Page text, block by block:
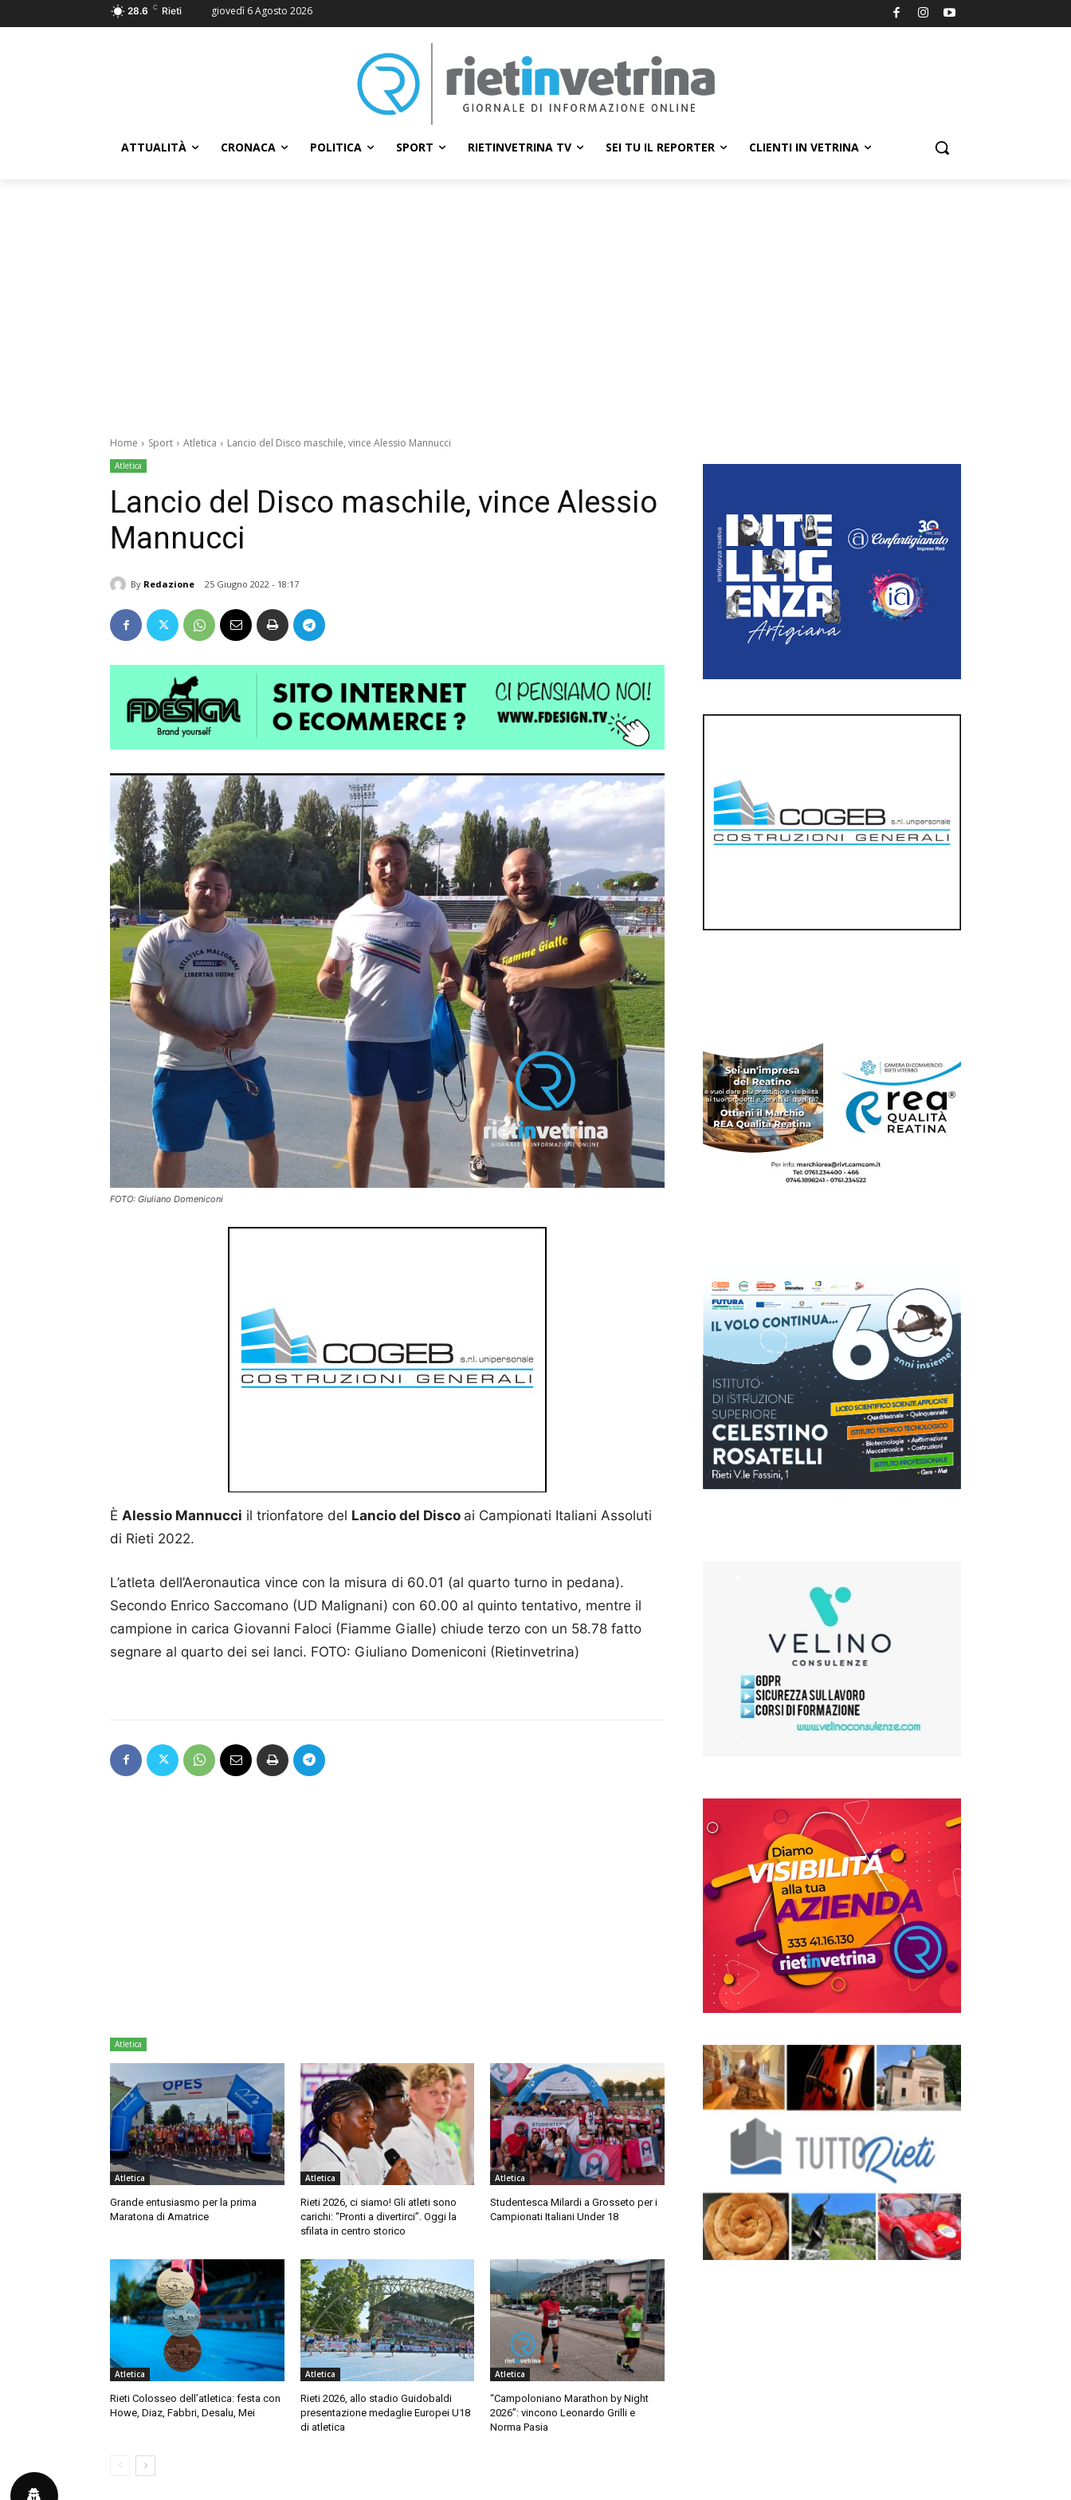
28.6 C Rieti giovedì 6 Agosto 2026
ATTUALITÀ CRONACA POLITICA SPORT RIETINVETRINA TV SEI TU IL REPORTER CLIENTI IN VETRINA
Home Sport Atletica Lancio del Disco maschile, vince Alessio Mannucci
Atletica
Lancio del Disco maschile, vince Alessio
Mannucci
By Redazione 25 Giugno 2022 - 18:17
FOTO: Giuliano Domeniconi
È Alessio Mannucci il trionfatore del Lancio del Disco ai Campionati Italiani Assoluti
di Rieti 2022.
L’atleta dell’Aeronautica vince con la misura di 60.01 (al quarto turno in pedana).
Secondo Enrico Saccomano (UD Malignani) con 60.00 al quinto tentativo, mentre il
campione in carica Giovanni Faloci (Fiamme Gialle) chiude terzo con un 58.78 fatto
segnare al quarto dei sei lanci. FOTO: Giuliano Domeniconi (Rietinvetrina)
Atletica
Atletica
Grande entusiasmo per la prima
Maratona di Amatrice
Atletica
Rieti 2026, ci siamo! Gli atleti sono
carichi: “Pronti a divertirci”. Oggi la
sfilata in centro storico
Atletica
Studentesca Milardi a Grosseto per i
Campionati Italiani Under 18
Atletica
Rieti Colosseo dell’atletica: festa con
Howe, Diaz, Fabbri, Desalu, Mei
Atletica
Rieti 2026, allo stadio Guidobaldi
presentazione medaglie Europei U18
di atletica
Atletica
“Campoloniano Marathon by Night
2026”: vincono Leonardo Grilli e
Norma Pasia